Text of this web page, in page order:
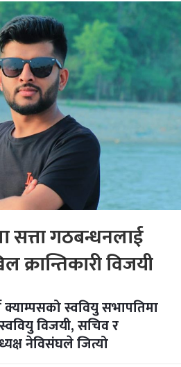
सत्ता गठबन्धनलाई
क्रान्तिकारी विजयी
स्ववियु सभापतिमा
विजयी, सचिव र
नेविसंघले जित्यो